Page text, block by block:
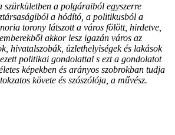
szürkületben a polgáraiból egyszerre
a hódító, a politikusból a
torony látszott a város fölött, hirdetve,
akkor lesz igazán város az
hivatalszobák, üzlethelyiségek és lakások
politikai gondolattal s ezt a gondolatot
képekben és arányos szobrokban tudja
követe és szószólója, a művész.